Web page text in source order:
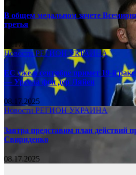
В общем медальном зачете
третья
08.17.2025
НовостиРЕГИОНУКРАИНА
ЕС уже в сентябре примет 19-й
— Урсула фон дер Ляйен
08.17.2025
Новости РЕГИОН УКРАИНА
Завтра представим план действий
Свириденко
08.17.2025